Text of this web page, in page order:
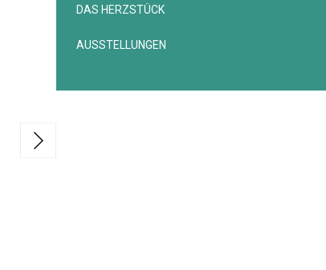
DAS HERZSTÜCK
AUSSTELLUNGEN